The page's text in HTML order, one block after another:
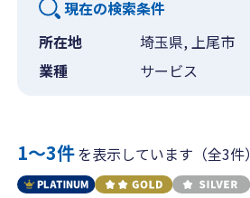
現在の検索条件
所在地
埼玉県, 上尾市
業種
サービス
1〜3件を表示しています（全3件）